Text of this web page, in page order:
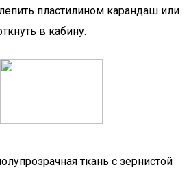
пластилином карандаш или
в кабину.
ткань с зернистой